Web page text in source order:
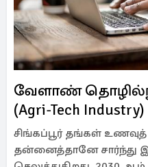
வேளாண்
(Agri-Tech Industry)
சிங்கப்பூர் தங்கள்
தன்னைத்தானே சார்ந்து